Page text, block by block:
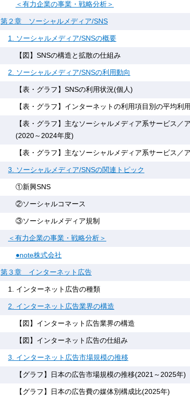
＜有力企業の事業・戦略分析＞
第２章 ソーシャルメディア/SNS
1. ソーシャルメディア/SNSの概要
【図】SNSの構造と拡散の仕組み
2. ソーシャルメディア/SNSの利用動向
【表・グラフ】SNSの利用状況(個人)
【表・グラフ】インターネットの利用項目別の平均利
【表・グラフ】主なソーシャルメディア系サービス／
(2020～2024年度)
【表・グラフ】主なソーシャルメディア系サービス／
3. ソーシャルメディア/SNSの関連トピック
①新興SNS
②ソーシャルコマース
③ソーシャルメディア規制
＜有力企業の事業・戦略分析＞
●note株式会社
第３章 インターネット広告
1. インターネット広告の種類
2. インターネット広告業界の構造
【図】インターネット広告業界の構造
【図】インターネット広告の仕組み
3. インターネット広告市場規模の推移
【グラフ】日本の広告市場規模の推移(2021～2025年)
【グラフ】日本の広告費の媒体別構成比(2025年)